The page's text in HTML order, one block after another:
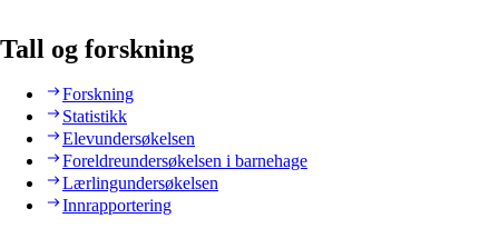
Tall og forskning
Forskning
Statistikk
Elevundersøkelsen
Foreldreundersøkelsen i barnehage
Lærlingundersøkelsen
Innrapportering